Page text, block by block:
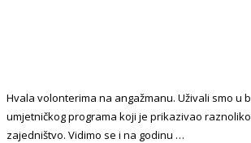
Hvala volonterima na angažmanu. Uživali smo u
umjetničkog programa koji je prikazivao
zajedništvo. Vidimo se i na godinu …